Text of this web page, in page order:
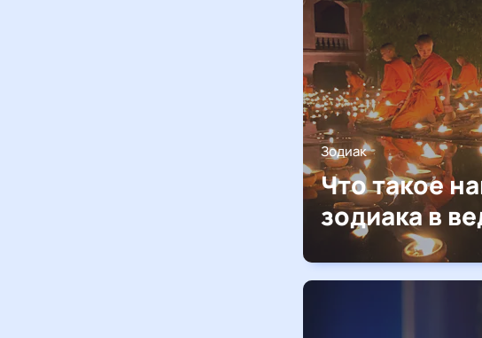
Зодиак
Что такое
зодиака в